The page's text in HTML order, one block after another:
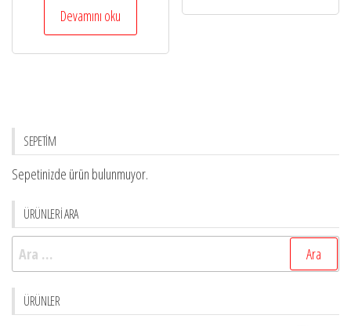
Devamını oku
SEPETİM
Sepetinizde ürün bulunmuyor.
ÜRÜNLERİ ARA
Arama:
ÜRÜNLER